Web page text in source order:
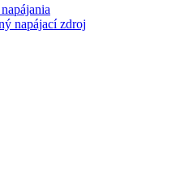
napájací zdroj